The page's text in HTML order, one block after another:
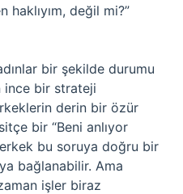
haklıyım, değil mi?”
bir şekilde durumu
ince bir strateji
derin bir özür
bir “Beni anlıyor
bu soruya doğru bir
bağlanabilir. Ama
işler biraz